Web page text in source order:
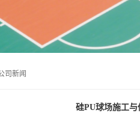
司新闻
硅PU球场施工​与